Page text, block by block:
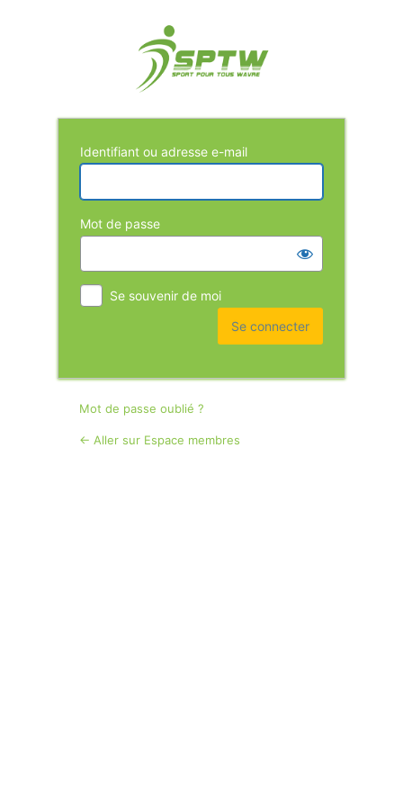
Identifiant ou adresse e-mail
Mot de passe
Se souvenir de moi
Mot de passe oublié ?
← Aller sur Espace membres